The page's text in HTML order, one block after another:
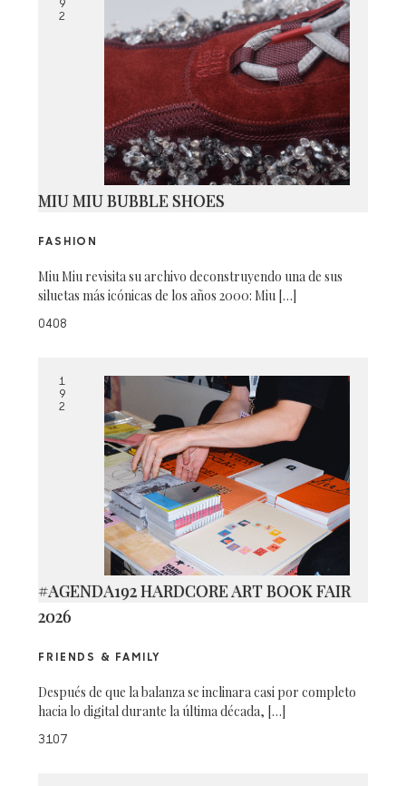
9
2
MIU MIU BUBBLE SHOES
FASHION
Miu Miu revisita su archivo deconstruyendo una de sus
siluetas más icónicas de los años 2000: Miu […]
0408
1
9
2
#AGENDA192 HARDCORE ART BOOK FAIR
2026
FRIENDS & FAMILY
Después de que la balanza se inclinara casi por completo
hacia lo digital durante la última década, […]
3107